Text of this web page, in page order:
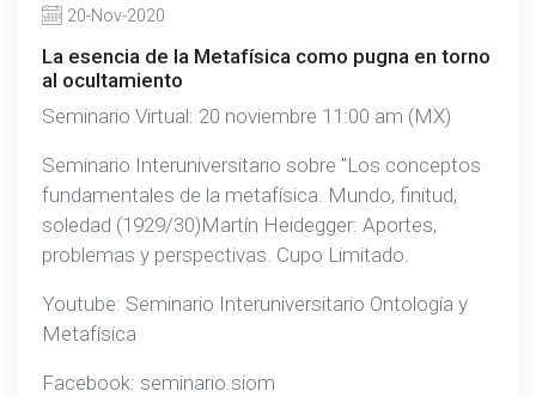
20-Nov-2020
La esencia de la Metafísica como pugna en torno
al ocultamiento
Seminario Virtual: 20 noviembre 11:00 am (MX)
Seminario Interuniversitario sobre "Los conceptos
fundamentales de la metafísica. Mundo, finitud,
soledad (1929/30)Martín Heidegger: Aportes,
problemas y perspectivas. Cupo Limitado.
Youtube: Seminario Interuniversitario Ontología y
Metafísica
Facebook: seminario.siom